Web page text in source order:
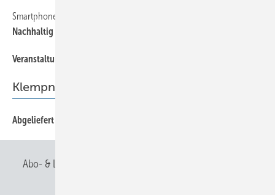
Smartphones für das Handwerk
Nachhaltig telefonieren
Vera nstaltungshinweis
Klempnertainment
Abgeliefert
Abo- & Leserservice